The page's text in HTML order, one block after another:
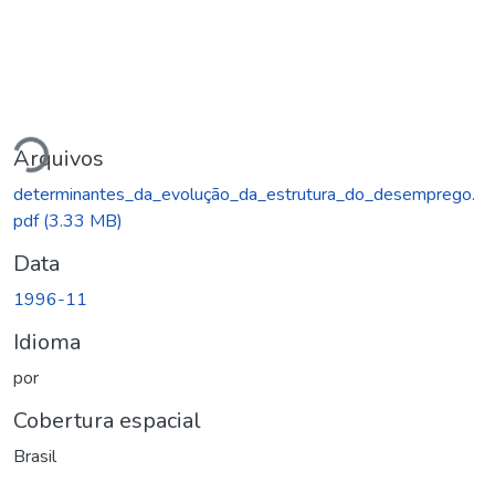
Arquivos
determinantes_da_evolução_da_estrutura_do_desemprego.
pdf(3.33 MB)
Data
1996-11
Idioma
por
Cobertura espacial
Brasil